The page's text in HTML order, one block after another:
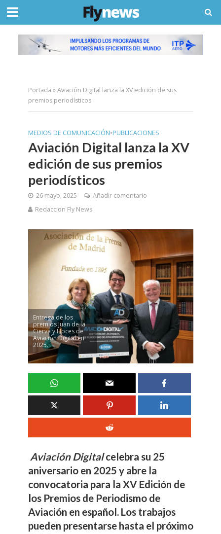
Portada »Aviación Digital lanza la XV edición de sus
premios periodísticos
MEDIOS DE COMUNICACIÓN•PUBLICACIONES
Aviación Digital lanza la XV
edición de sus premios
periodísticos
26 mayo, 2025
Añadir comentario
Redaccion Fly News
Entrega de los
premios Juan de la
Cierva y Hoces de
Aviación Digital en
2025.
Aviación Digitalcelebra su 25
aniversario en 2025 y abre la
convocatoria para la XV Edición de
los Premios de Periodismo de
Aviación en español. Los trabajos
pueden presentarse hasta el próximo